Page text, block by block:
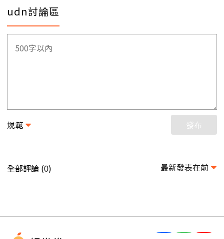
udn討論區
規範 發布
全部評論 (0) 最新發表在前